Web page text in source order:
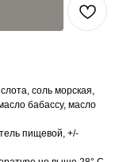
соль морская,
бабассу, масло
пищевой, +/-